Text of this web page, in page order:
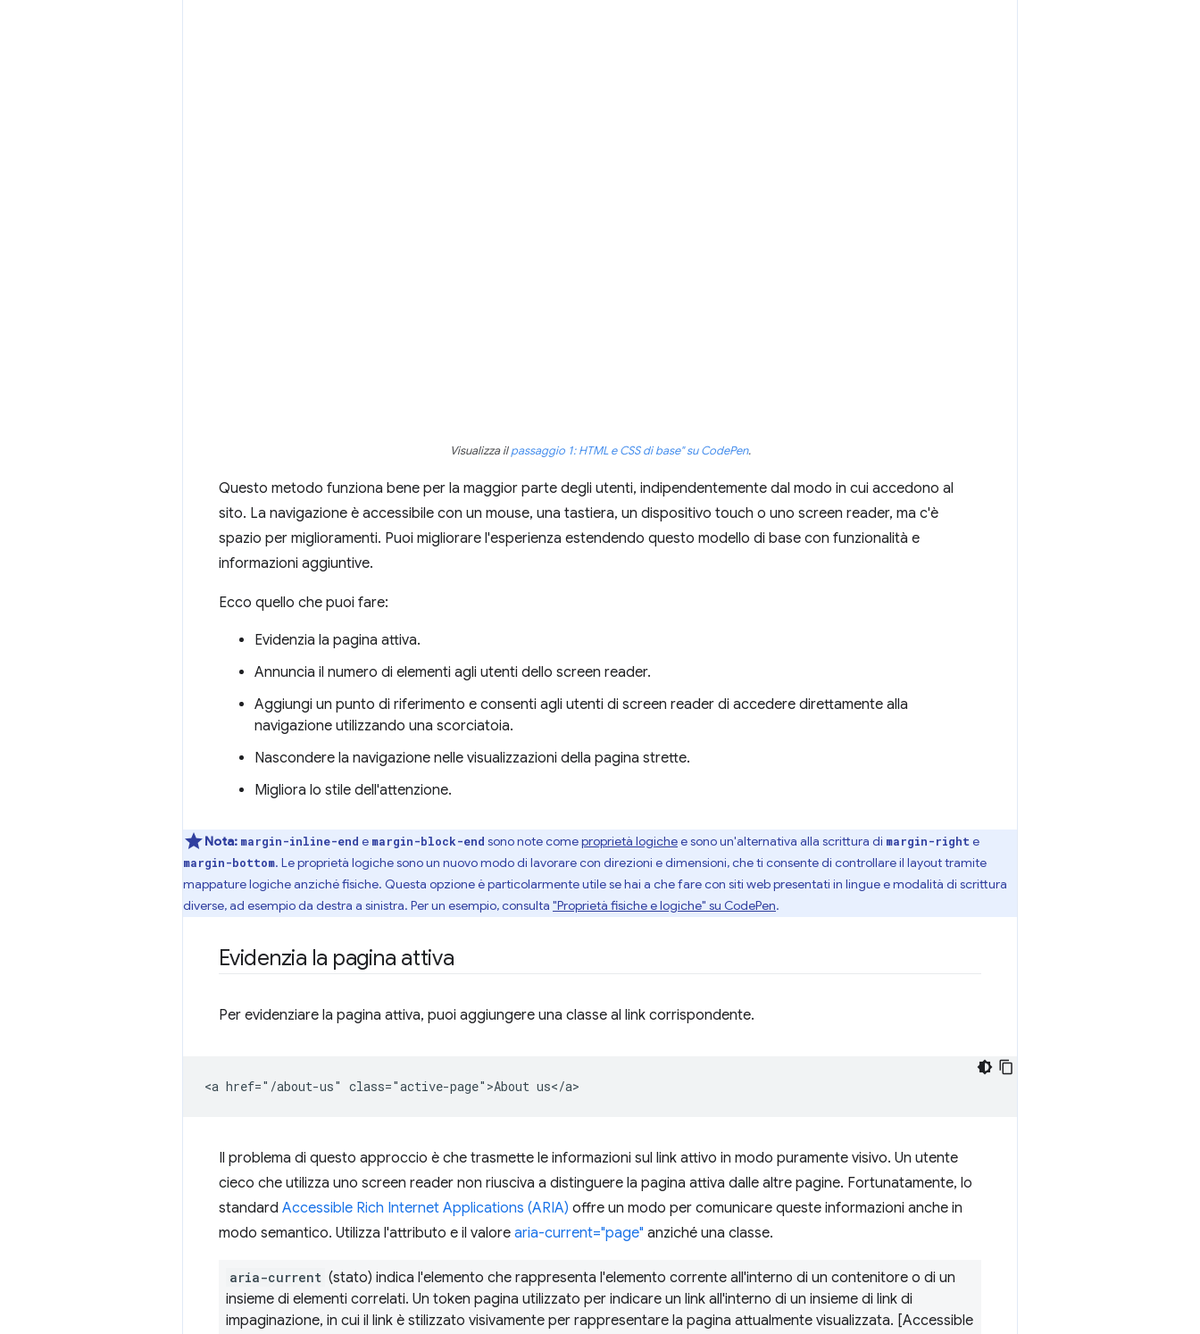
Visualizza ilpassaggio 1: HTML e CSS di base" su CodePen.
Questo metodo funziona bene per la maggior parte degli utenti, indipendentemente dal modo in cui accedono al
sito. La navigazione è accessibile con un mouse, una tastiera, un dispositivo touch o uno screen reader, ma c'è
spazio per miglioramenti. Puoi migliorare l'esperienza estendendo questo modello di base con funzionalità e
informazioni aggiuntive.
Ecco quello che puoi fare:
Evidenzia la pagina attiva.
Annuncia il numero di elementi agli utenti dello screen reader.
Aggiungi un punto di riferimento e consenti agli utenti di screen reader di accedere direttamente alla
navigazione utilizzando una scorciatoia.
Nascondere la navigazione nelle visualizzazioni della pagina strette.
Migliora lo stile dell'attenzione.
Nota: margin-inline-end e margin-block-end sono note comeproprietà logichee sono un'alternativa alla scrittura di margin-right e
margin-bottom. Le proprietà logiche sono un nuovo modo di lavorare con direzioni e dimensioni, che ti consente di controllare il layout tramite
mappature logiche anziché fisiche. Questa opzione è particolarmente utile se hai a che fare con siti web presentati in lingue e modalità di scrittura
diverse, ad esempio da destra a sinistra. Per un esempio, consulta "Proprietà fisiche e logiche" su CodePen.
Evidenzia la pagina attiva
Per evidenziare la pagina attiva, puoi aggiungere una classe al link corrispondente.
Il problema di questo approccio è che trasmette le informazioni sul link attivo in modo puramente visivo. Un utente
cieco che utilizza uno screen reader non riusciva a distinguere la pagina attiva dalle altre pagine. Fortunatamente, lo
standard Accessible Rich Internet Applications (ARIA) offre un modo per comunicare queste informazioni anche in
modo semantico. Utilizza l'attributo e il valore aria-current="page" anziché una classe.
aria-current (stato) indica l'elemento che rappresenta l'elemento corrente all'interno di un contenitore o di un
insieme di elementi correlati. Un token pagina utilizzato per indicare un link all'interno di un insieme di link di
impaginazione, in cui il link è stilizzato visivamente per rappresentare la pagina attualmente visualizzata. [Accessible